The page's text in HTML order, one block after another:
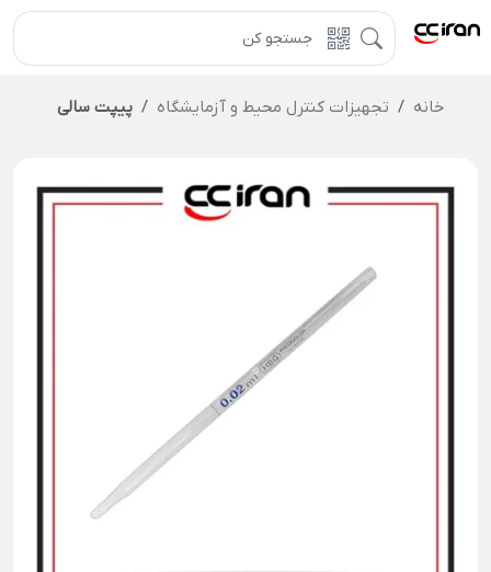
خانه تجهیزات کنترل محیط و آزمایشگاه پیپت سالی